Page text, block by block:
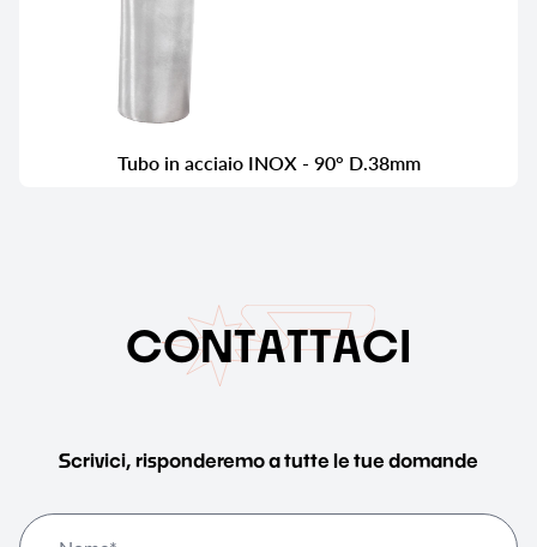
Tubo in acciaio INOX - 90° D.38mm
CONTATTACI
Scrivici, risponderemo a tutte le tue domande